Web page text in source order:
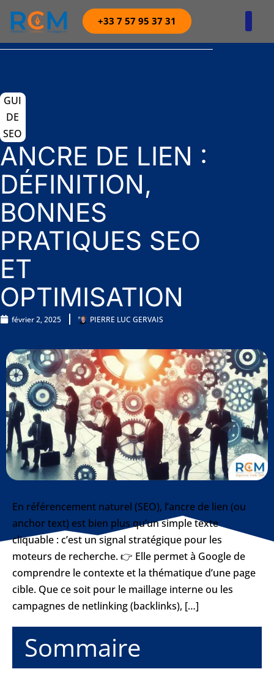
+33 7 57 95 37 31
GUI
DE
SEO
ANCRE DE LIEN :
DÉFINITION,
BONNES
PRATIQUES SEO
ET
OPTIMISATION
février 2, 2025 PIERRE LUC GERVAIS
En référencement naturel (SEO), l’ancre de lien (ou
anchor text) est bien plus qu’un simple texte
cliquable : c’est un signal stratégique pour les
moteurs de recherche. 👉 Elle permet à Google de
comprendre le contexte et la thématique d’une page
cible. Que ce soit pour le maillage interne ou les
campagnes de netlinking (backlinks), […]
Sommaire